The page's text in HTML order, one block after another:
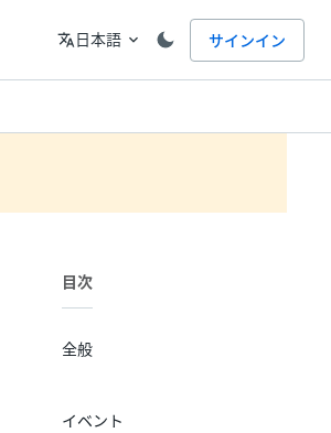
言語
translate日本語 expand_more サインイン
目次
全般
イベント